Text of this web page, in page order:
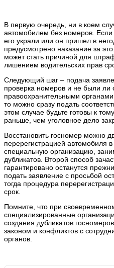
В первую очередь, ни в коем
автомобилем без номеров. Если
его украли или он пришел в
предусмотрено наказание за
может стать причиной для
лишением водительских прав
Следующий шаг – подача
проверка номеров и не были ли
правоохранительными
то можно сразу подать
этом случае будьте готовы к
раньше, чем уголовное дело
Восстановить госномер можно
перерегистрацией автомобиля
специальную организацию,
дубликатов. Второй способ
гарантировано останутся
подать заявление с просьбой
тогда процедура
срок.
Помните, что при
специализированные
создания дубликатов
законом и конфликтов с
органов.